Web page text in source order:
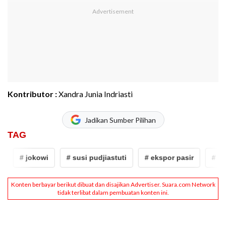
Kontributor :Xandra Junia Indriasti
Jadikan Sumber Pilihan
TAG
# jokowi # susi pudjiastuti # ekspor pasir #